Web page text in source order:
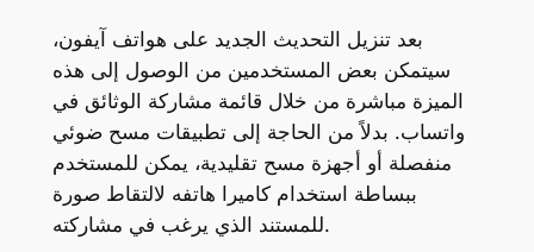
بعد تنزيل التحديث الجديد على هواتف آيفون،
سيتمكن بعض المستخدمين من الوصول إلى هذه
الميزة مباشرة من خلال قائمة مشاركة الوثائق في
واتساب. بدلاً من الحاجة إلى تطبيقات مسح ضوئي
منفصلة أو أجهزة مسح تقليدية، يمكن للمستخدم
ببساطة استخدام كاميرا هاتفه لالتقاط صورة
للمستند الذي يرغب في مشاركته.